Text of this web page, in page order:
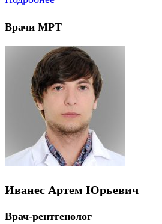
Врачи МРТ
Иванес Артем Юрьевич
Врач-рентгенолог